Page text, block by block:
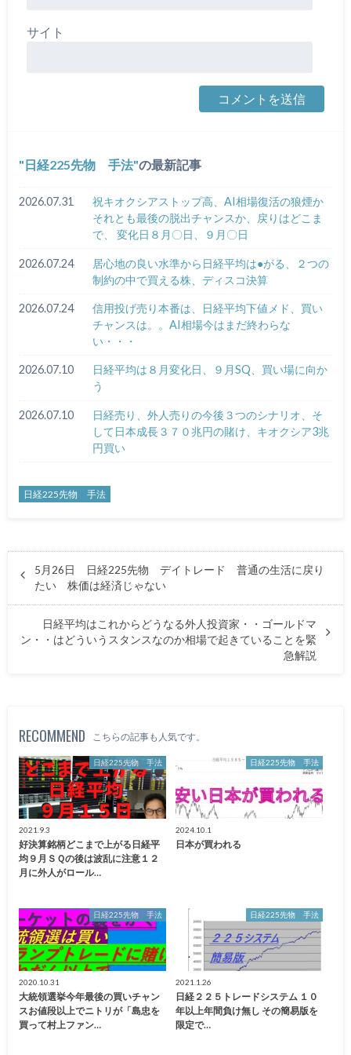
サイト
日経225先物 手法 の最新記事
2026.07.31
祝キオクシアストップ高、AI相場復活の狼煙か
それとも最後の脱出チャンスか、戻りはどこま
で、 変化日８月〇日、９月〇日
2026.07.24
居心地の良い水準から日経平均は●がる、２つの
制約の中で買える株、ディスコ決算
2026.07.24
信用投げ売り本番は、日経平均下値メド、買い
チャンスは。。AI相場今はまだ終わらな
い・・・
2026.07.10
日経平均は８月変化日、９月SQ、買い場に向か
う
2026.07.10
日経売り、外人売りの今後３つのシナリオ、そ
して日本成長３７０兆円の賭け、キオクシア3兆
円買い
日経225先物 手法
5月26日 日経225先物 デイトレード 普通の生活に戻り
たい 株価は経済じゃない
日経平均はこれからどうなる外人投資家・・ゴールドマ
ン・・はどういうスタンスなのか相場で起きていることを緊
急解説
RECOMMEND こちらの記事も人気です。
日経225先物 手法
2021.9.3
好決算銘柄どこまで上がる日経平
均９月ＳＱの後は波乱に注意１２
月に外人がロール…
日経225先物 手法
2024.10.1
日本が買われる
日経225先物 手法
2020.10.31
大統領選挙今年最後の買いチャン
スお値段以上でニトリが「島忠を
買って村上ファン…
日経225先物 手法
2021.1.26
日経２２５トレードシステム １０
年以上年間負け無し その簡易版を
限定で…